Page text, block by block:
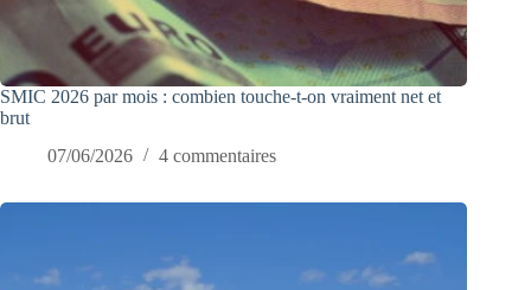
SMIC 2026 par mois : combien touche-t-on vraiment net et
brut
07/06/2026
4 commentaires